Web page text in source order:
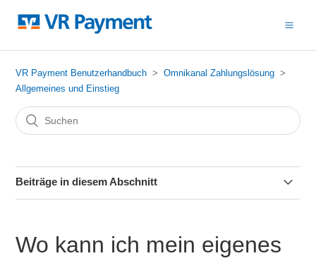
VR Payment Benutzerhandbuch
Omnikanal Zahlungslösung
Allgemeines und Einstieg
Beiträge in diesem Abschnitt
Wer kann die Omnikanal Zahlungslösung benutzen?
Wo kann ich mein eigenes